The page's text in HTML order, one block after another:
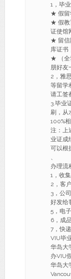
1，毕
★ 假留
★ 假教
证使馆
★ 留信
库证书
★ （全
朋好友
2，雅
等留学
请工签
3.毕业
刷，从
100%相
注：上
业证成
可以根
、
办理流
1，收
2，客
3，公
好发给
5，电
6，成
7，快
VIU毕
华岛大
办VIU
华岛大